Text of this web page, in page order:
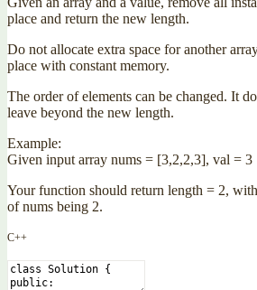
place and return the new length.
Do not allocate extra space for another
place with constant memory.
The order of elements can be changed. It
leave beyond the new length.
Example:
Given input array nums = [3,2,2,3], val = 3
Your function should return length = 2,
of nums being 2.
C++